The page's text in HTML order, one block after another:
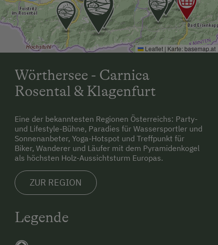
Allergikerhöfe
Leaflet | Karte:basemap.at
Wörthersee - Carnica
Rosental & Klagenfurt
Eine der bekanntesten Regionen Österreichs: Party-
und Lifestyle-Bühne, Paradies für Wassersportler und
Sonnenanbeter, Yoga-Hotspot und Treffpunkt für
Biker, Wanderer und Läufer mit dem Pyramidenkogel
als höchsten Holz-Aussichtsturm Europas.
ZUR REGION
Legende